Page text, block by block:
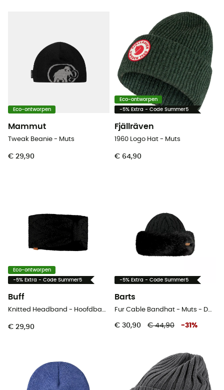
Eco-ontworpen
Mammut
Tweak Beanie - Muts
€ 29,90
Eco-ontworpen
-5% Extra - Code Summer5
Fjällräven
1960 Logo Hat - Muts
€ 64,90
Eco-ontworpen
-5% Extra - Code Summer5
Buff
Knitted Headband - Hoofdband
€ 29,90
-5% Extra - Code Summer5
Barts
Fur Cable Bandhat - Muts - Dames
€ 30,90 € 44,90 -31 %